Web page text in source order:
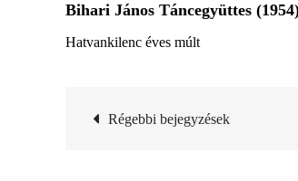
Bihari János Táncegyüttes
Hatvankilenc éves múlt
Bejegyzés
Régebbi bejegyzések